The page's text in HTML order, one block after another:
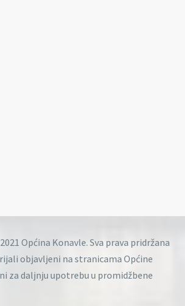
Općina Konavle. Sva prava pridržana
objavljeni na stranicama Općine
za daljnju upotrebu u promidžbene